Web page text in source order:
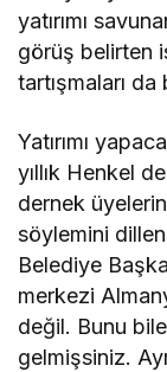
yatırımı
görüş belirten
tartışmaları
Yatırımı
yıllık Henkel
dernek
söylemini
Belediye
merkezi
değil. Bunu
gelmişsiniz.